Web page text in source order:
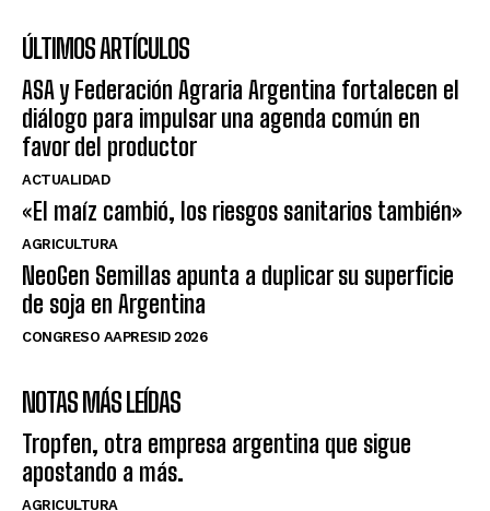
ÚLTIMOS ARTÍCULOS
ASA y Federación Agraria Argentina fortalecen el
diálogo para impulsar una agenda común en
favor del productor
ACTUALIDAD
«El maíz cambió, los riesgos sanitarios también»
AGRICULTURA
NeoGen Semillas apunta a duplicar su superficie
de soja en Argentina
CONGRESO AAPRESID 2026
NOTAS MÁS LEÍDAS
Tropfen, otra empresa argentina que sigue
apostando a más.
AGRICULTURA